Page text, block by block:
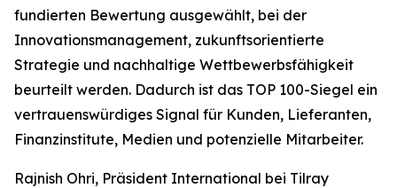
fundierten Bewertung ausgewählt, bei der
Innovationsmanagement, zukunftsorientierte
Strategie und nachhaltige Wettbewerbsfähigkeit
beurteilt werden. Dadurch ist das TOP 100-Siegel ein
vertrauenswürdiges Signal für Kunden, Lieferanten,
Finanzinstitute, Medien und potenzielle Mitarbeiter.
Rajnish Ohri, Präsident International bei Tilray